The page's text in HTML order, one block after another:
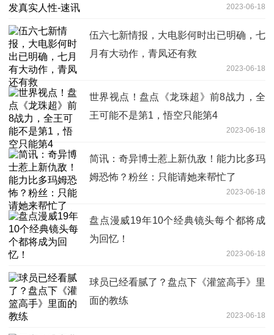
2023-06-18
伍六七新情报，大电影何时出已明确，七
月有大动作，青凤还有救
2023-06-18
世界视点！盘点《龙珠超》前8战力，全
王可能不是第1，悟空只能第4
2023-06-18
简讯：奇异博士惹上新仇敌！能力比多玛
姆恐怖？粉丝：只能请她来帮忙了
2023-06-18
盘点漫威19年10个经典镜头每个都将成
为回忆！
2023-06-18
球员已经看腻了？盘点下《灌篮高手》里
面的教练
2023-06-18